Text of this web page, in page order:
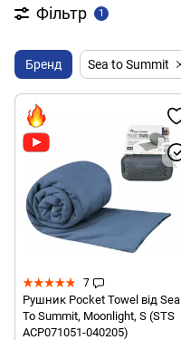
Фільтр 1
Бренд Sea to Summit
7
Рушник Pocket Towel від Sea
To Summit, Moonlight, S (STS
ACP071051-040205)